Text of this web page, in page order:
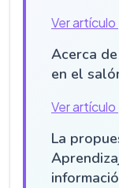
Ver artículo
Acerca
en el
Ver artículo
La